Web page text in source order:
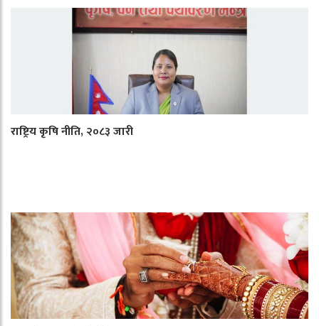
राष्ट्रिय कृषि नीति, २०८३ जारी